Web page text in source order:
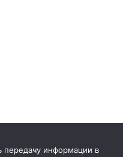
передачу информации в